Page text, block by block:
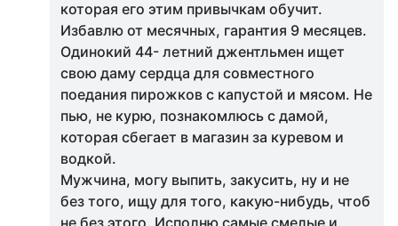
которая его этим привычкам обучит.
Избавлю от месячных, гарантия 9 месяцев.
Одинокий 44- летний джентльмен ищет
свою даму сердца для совместного
поедания пирожков с капустой и мясом. Не
пью, не курю, познакомлюсь с дамой,
которая сбегает в магазин за куревом и
водкой.
Мужчина, могу выпить, закусить, ну и не
без того, ищу для того, какую-нибудь, чтоб
не без этого. Исполню самые смелые и